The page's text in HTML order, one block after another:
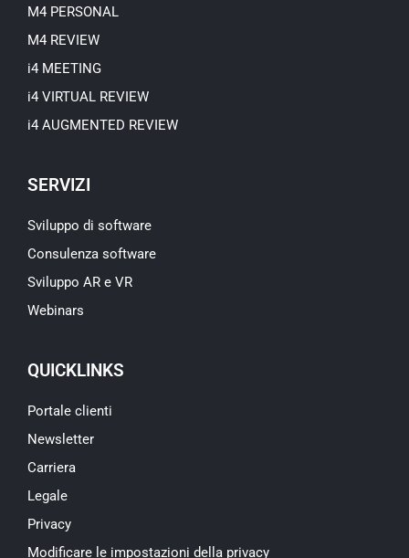
M4 PERSONAL
M4 REVIEW
i4 MEETING
i4 VIRTUAL REVIEW
i4 AUGMENTED REVIEW
SERVIZI
Sviluppo di software
Consulenza software
Sviluppo AR e VR
Webinars
QUICKLINKS
Portale clienti
Newsletter
Carriera
Legale
Privacy
Modificare le impostazioni della privacy